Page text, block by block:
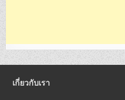
เกี่ยวกับเรา